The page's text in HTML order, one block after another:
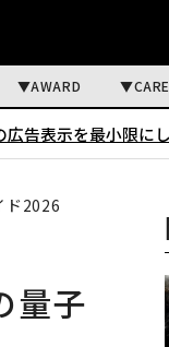
AWARD
広告表示を最小限に
ド2026
量子